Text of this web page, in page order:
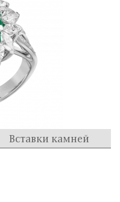
Вставки камней